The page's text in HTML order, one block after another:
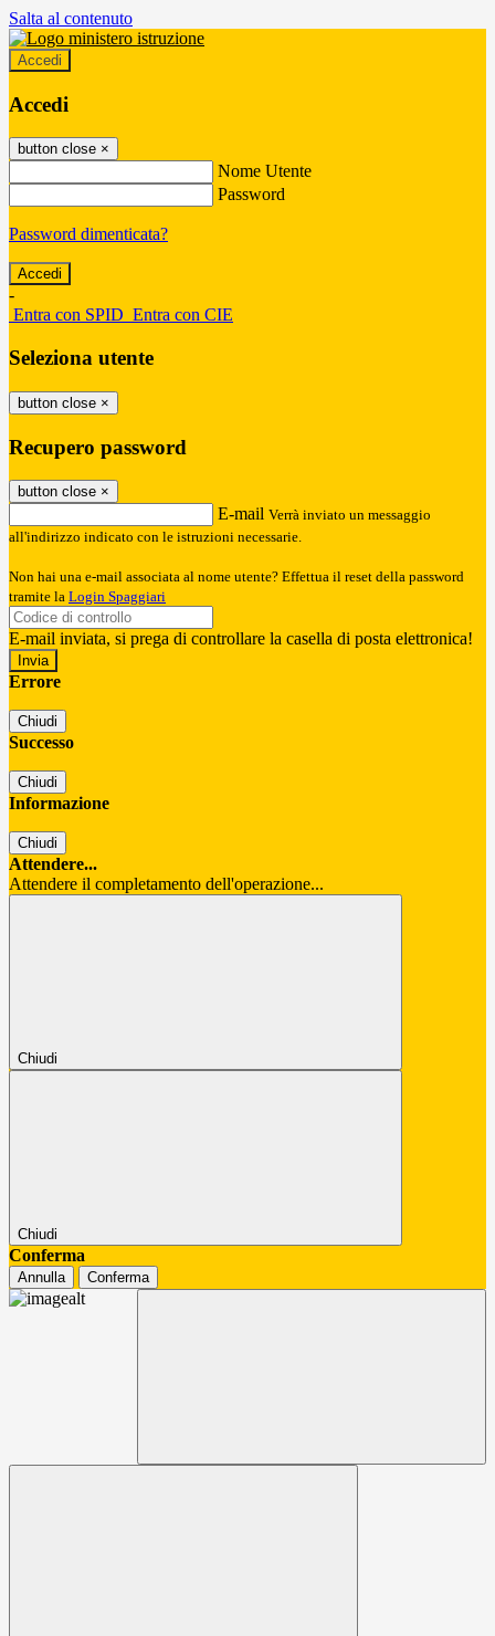
Salta al contenuto
Accedi
Accedi
button close ×
Nome Utente
Password
Password dimenticata?
-
Entra con SPID Entra con CIE
Seleziona utente
button close ×
Recupero password
button close ×
E-mail Verrà inviato un messaggio
all'indirizzo indicato con le istruzioni necessarie.
Non hai una e-mail associata al nome utente? Effettua il reset della password
tramite la Login Spaggiari
E-mail inviata, si prega di controllare la casella di posta elettronica!
Errore
Chiudi
Successo
Chiudi
Informazione
Chiudi
Attendere...
Attendere il completamento dell'operazione...
Chiudi
Chiudi
Conferma
Annulla Conferma